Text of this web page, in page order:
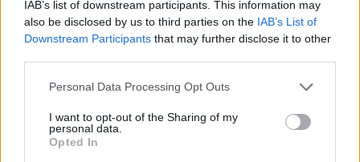
IAB’s list of downstream participants. This information may
also be disclosed by us to third parties on the IAB’s List of
Downstream Participants that may further disclose it to other
Please note that this website/app uses one or more Google
not limited to your visit or usage behaviour. You may click to
grant or deny consent to Google and its third-party tags to
use your data for below specified purposes in below Google
Personal Data Processing Opt Outs
I want to opt-out of the Sharing of my
personal data.
Opted In
„Nem tudom, a többiekkel mi a helyzet, de az biztos, hogy egy
ponton döntést kell hoznunk, hogyan egyensúlyozunk az idei és
a jövő év között. Arra számítok, hogy ez hamarabb meg fog
történni, mint tavaly. Szóval főleg a szabályzat fényében
rengeteg fejlesztést hoztunk mostanáig, hogy próbáljuk
Valószínűleg nehéz elképzelni, hogy ebben a ritmusban fogjuk
folytatni, mindenesetre meglátjuk, mi a legjobb módja annak,